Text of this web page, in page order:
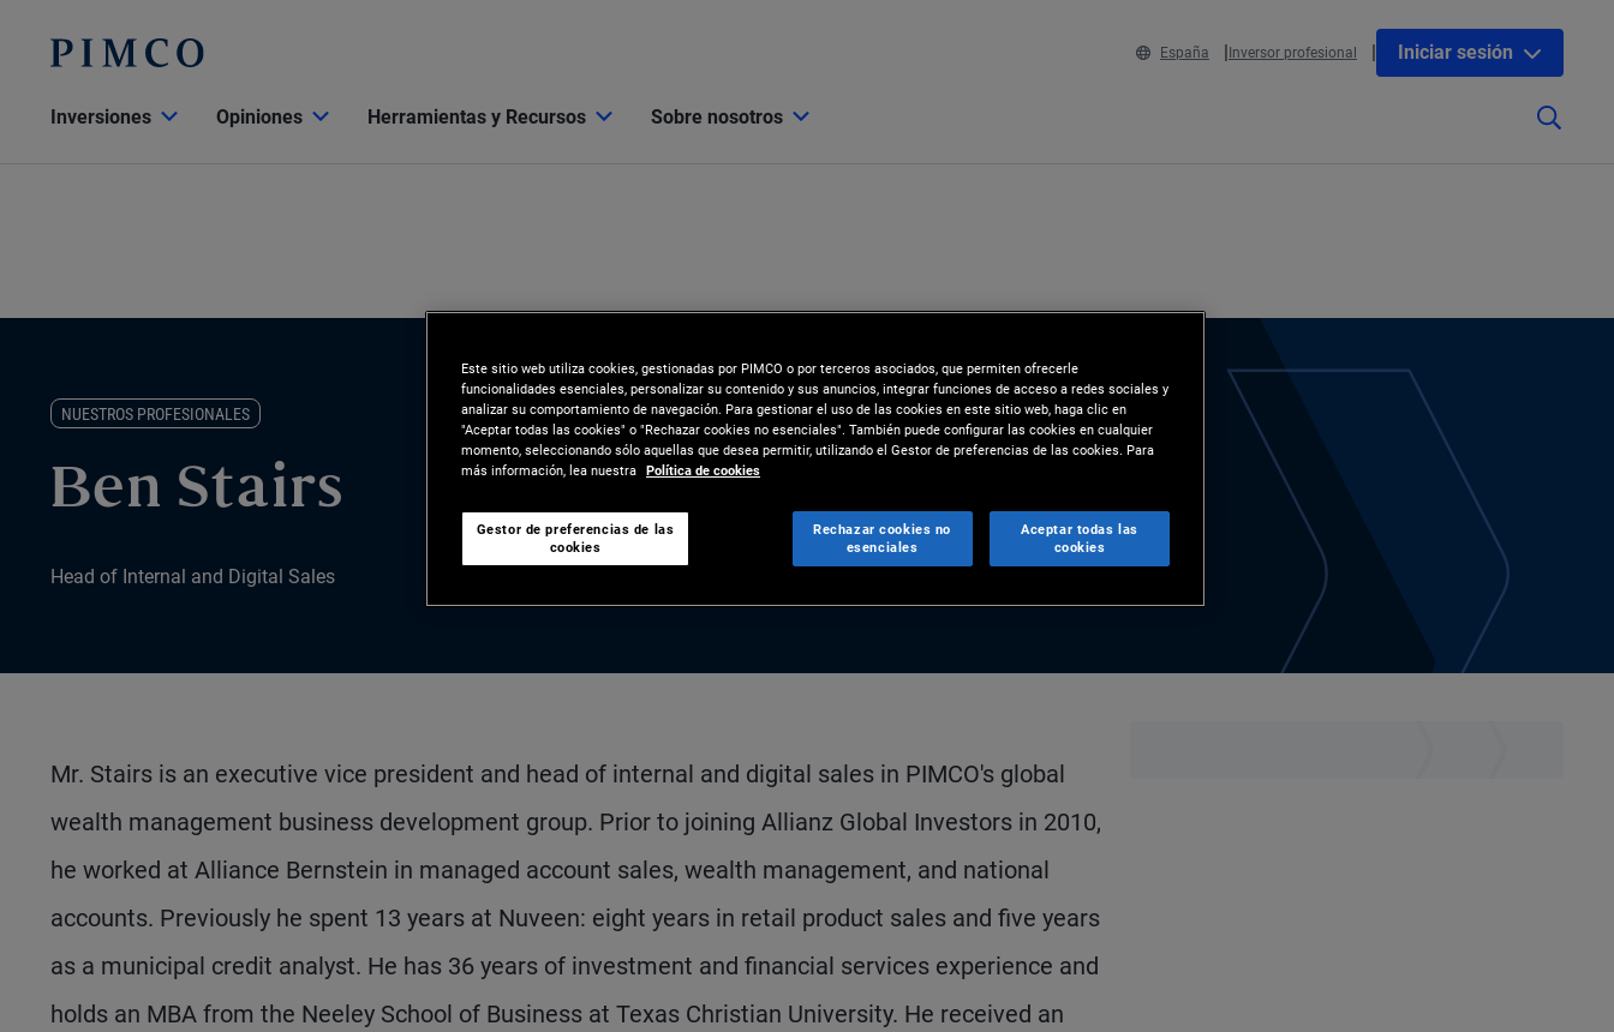
España Inversor profesional Iniciar sesión
Inversiones Opiniones Herramientas y Recursos Sobre nosotros
NUESTROS PROFESIONALES
Ben Stairs
Head of Internal and Digital Sales
Mr. Stairs is an executive vice president and head of internal and digital sales in PIMCO's global
wealth management business development group. Prior to joining Allianz Global Investors in 2010,
he worked at Alliance Bernstein in managed account sales, wealth management, and national
accounts. Previously he spent 13 years at Nuveen: eight years in retail product sales and five years
as a municipal credit analyst. He has 36 years of investment and financial services experience and
holds an MBA from the Neeley School of Business at Texas Christian University. He received an
Este sitio web utiliza cookies, gestionadas por PIMCO o por terceros asociados, que permiten ofrecerle
funcionalidades esenciales, personalizar su contenido y sus anuncios, integrar funciones de acceso a redes sociales y
analizar su comportamiento de navegación. Para gestionar el uso de las cookies en este sitio web, haga clic en
"Aceptar todas las cookies" o "Rechazar cookies no esenciales". También puede configurar las cookies en cualquier
momento, seleccionando sólo aquellas que desea permitir, utilizando el Gestor de preferencias de las cookies. Para
más información, lea nuestra Política de cookies
Gestor de preferencias de las
cookies
Rechazar cookies no
esenciales
Aceptar todas las
cookies